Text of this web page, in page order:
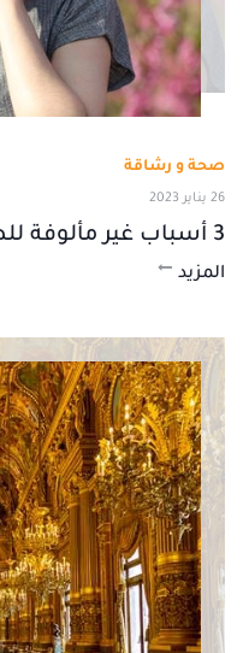
صحة و رشاقة
26 يناير 2023
3 أسباب غير مألوفة للصداع.. وكيف تتجنبيها
المزيد